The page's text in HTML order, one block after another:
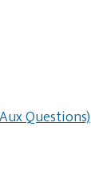
Questions)